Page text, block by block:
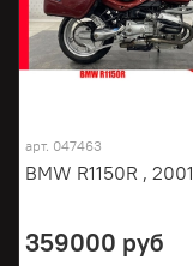
арт. 047463
BMW R1150R , 2001
359000 руб